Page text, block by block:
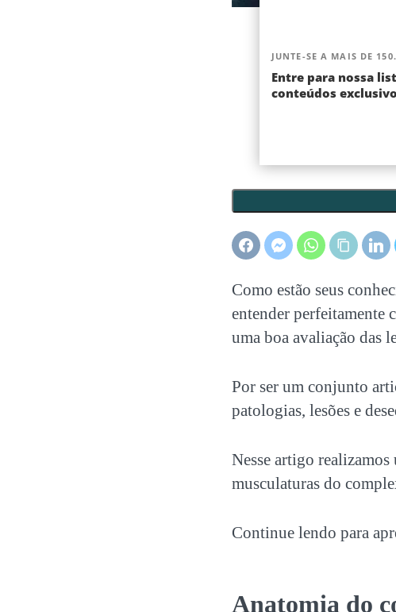
JUNTE-SE A MAIS DE
Entre para nossa
conteúdos
Como estão seus
entender perfeitamente
uma boa avaliação das
Por ser um conjunto
patologias, lesões e
Nesse artigo
musculaturas do
Continue lendo para
Anatomia do